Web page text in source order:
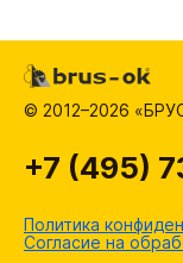
© 2012–2026
Политика
Согласие на
+7 (495)